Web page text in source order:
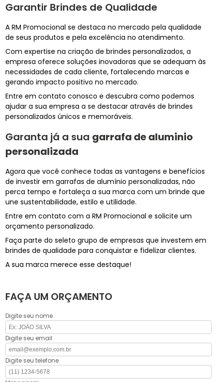
Garantir Brindes de Qualidade
A RM Promocional se destaca no mercado pela qualidade
de seus produtos e pela excelência no atendimento.
Com expertise na criação de brindes personalizados, a
empresa oferece soluções inovadoras que se adequam às
necessidades de cada cliente, fortalecendo marcas e
gerando impacto positivo no mercado.
Entre em contato conosco e descubra como podemos
ajudar a sua empresa a se destacar através de brindes
personalizados únicos e memoráveis.
Garanta já a sua garrafa de aluminio
personalizada
Agora que você conhece todas as vantagens e benefícios
de investir em garrafas de alumínio personalizadas, não
perca tempo e fortaleça a sua marca com um brinde que
une sustentabilidade, estilo e utilidade.
Entre em contato com a RM Promocional e solicite um
orçamento personalizado.
Faça parte do seleto grupo de empresas que investem em
brindes de qualidade para conquistar e fidelizar clientes.
A sua marca merece esse destaque!
FAÇA UM ORÇAMENTO
Digite seu nome
Digite seu email
Digite seu telefone